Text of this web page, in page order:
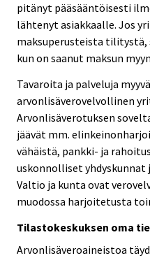
pitänyt pääsääntöisesti
lähtenyt asiakkaalle. Jos
maksuperusteista tilitystä,
kun on saanut maksun
Tavaroita ja palveluja
arvonlisäverovelvollinen
Arvonlisäverotuksen
jäävät mm.
vähäistä, pankki- ja
uskonnolliset
Valtio ja kunta ovat
muodossa harjoitetusta
Tilastokeskuksen oma
Arvonlisäveroaineistoa